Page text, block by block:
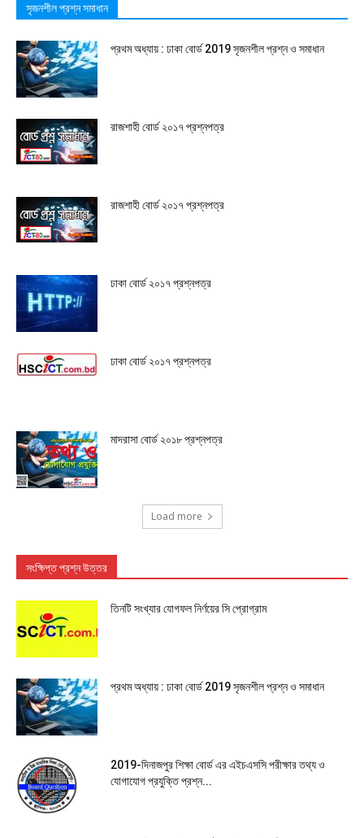
সৃজনশীল প্রশ্ন সমাধান
প্রথম অধ্যায় : ঢাকা বোর্ড 2019 সৃজনশীল প্রশ্ন ও সমাধান
রাজশাহী বোর্ড ২০১৭ প্রশ্নপত্র
রাজশাহী বোর্ড ২০১৭ প্রশ্নপত্র
ঢাকা বোর্ড ২০১৭ প্রশ্নপত্র
ঢাকা বোর্ড ২০১৭ প্রশ্নপত্র
মাদরাসা বোর্ড ২০১৮ প্রশ্নপত্র
Load more
সংক্ষিপ্ত প্রশ্ন উত্তর
তিনটি সংখ্যার যোগফল নির্ণয়ের সি প্রোগ্রাম
প্রথম অধ্যায় : ঢাকা বোর্ড 2019 সৃজনশীল প্রশ্ন ও সমাধান
2019-দিনাজপুর শিক্ষা বোর্ড এর এইচএসসি পরীক্ষার তথ্য ও
যোগাযোগ প্রযুক্তি প্রশ্ন...